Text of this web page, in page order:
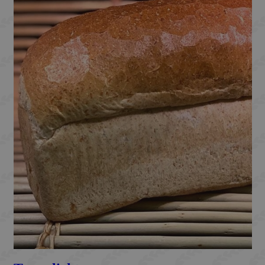
ASP.NET_SessionId
Microsoft Corporation
webshop.bakkermeijer.nl
Sessie